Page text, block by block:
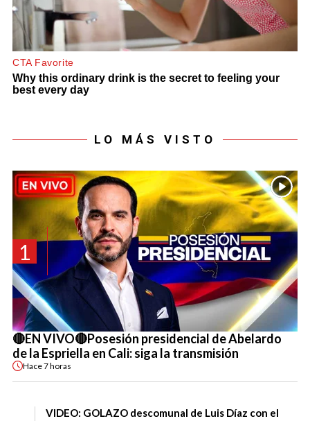
LO MÁS VISTO
1
🔴EN VIVO🔴Posesión presidencial de Abelardo
de la Espriella en Cali: siga la transmisión
Hace7 horas
VIDEO: GOLAZO descomunal de Luis Díaz con el